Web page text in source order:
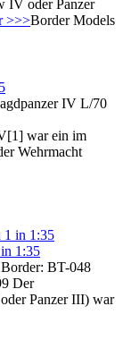
IV oder Panzer
>>>Border Models
IV L/70
war ein im
Wehrmacht
1:35
BT-048
Der
Panzer III) war